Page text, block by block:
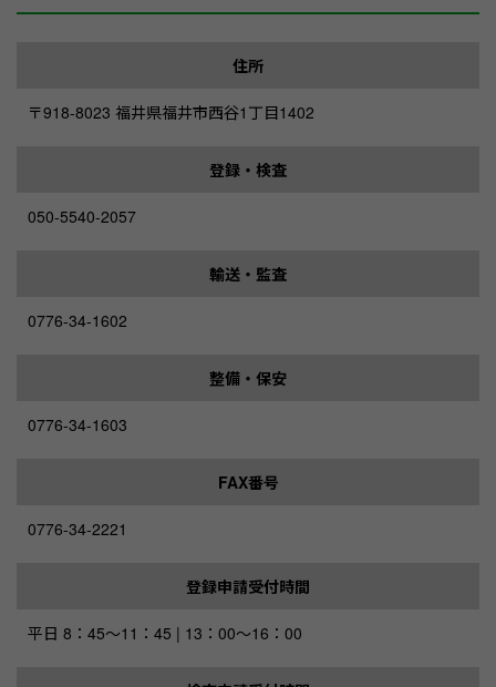
住所
〒918-8023 福井県福井市西谷1丁目1402
登録・検査
050-5540-2057
輸送・監査
0776-34-1602
整備・保安
0776-34-1603
FAX番号
0776-34-2221
登録申請受付時間
平日 8：45～11：45 | 13：00～16：00